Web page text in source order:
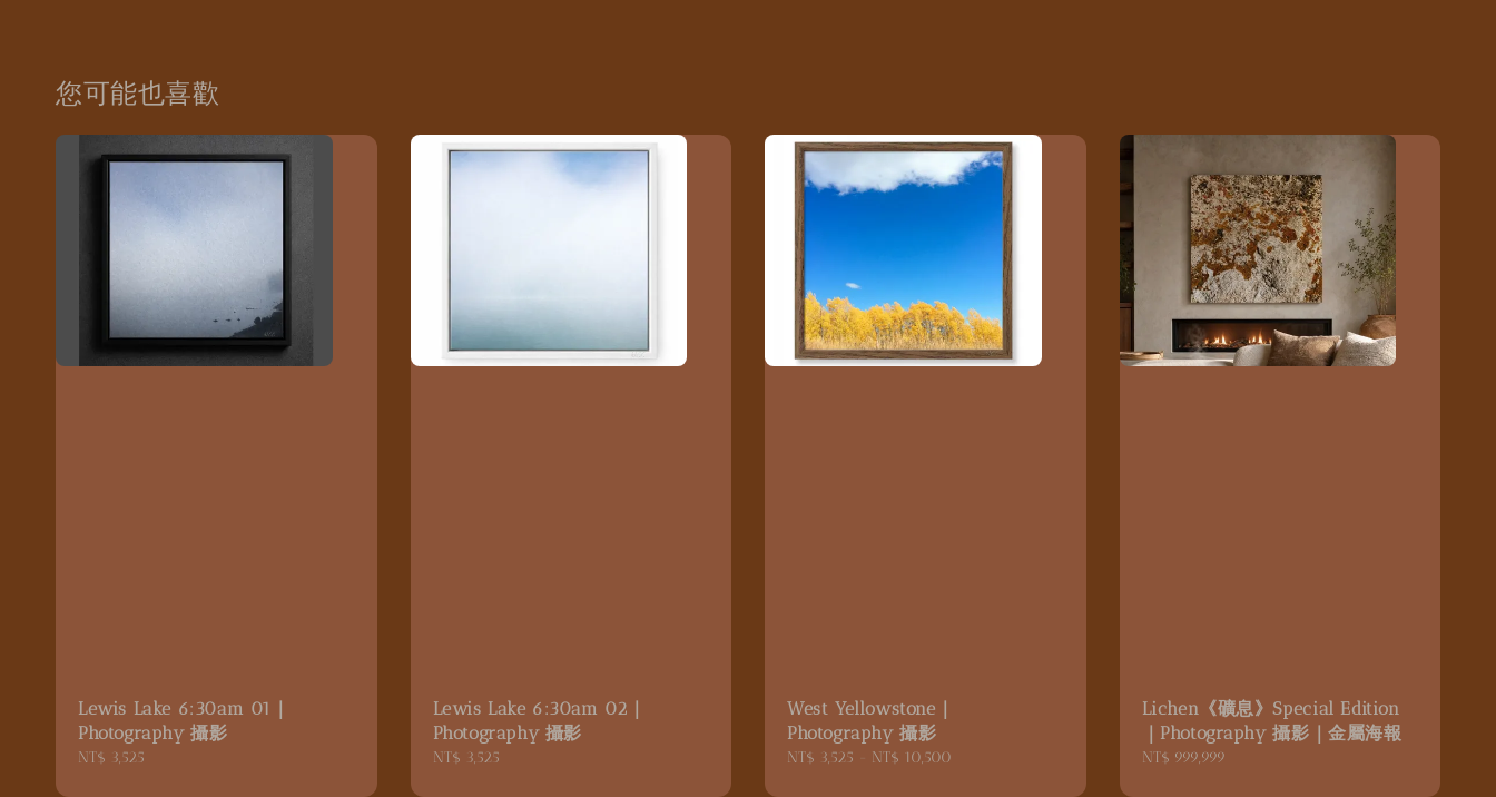
您可能也喜歡
Lewis Lake 6:30am 01｜
Photography 攝影
Regular
NT$ 3,525
Lewis Lake 6:30am 02｜
Photography 攝影
Regular
NT$ 3,525
West Yellowstone｜
Photography 攝影
Regular
NT$ 3,525 NT$ 10,500
Lichen《礦息》Special Edition
｜Photography 攝影｜金屬海報
Regular
NT$ 999,999